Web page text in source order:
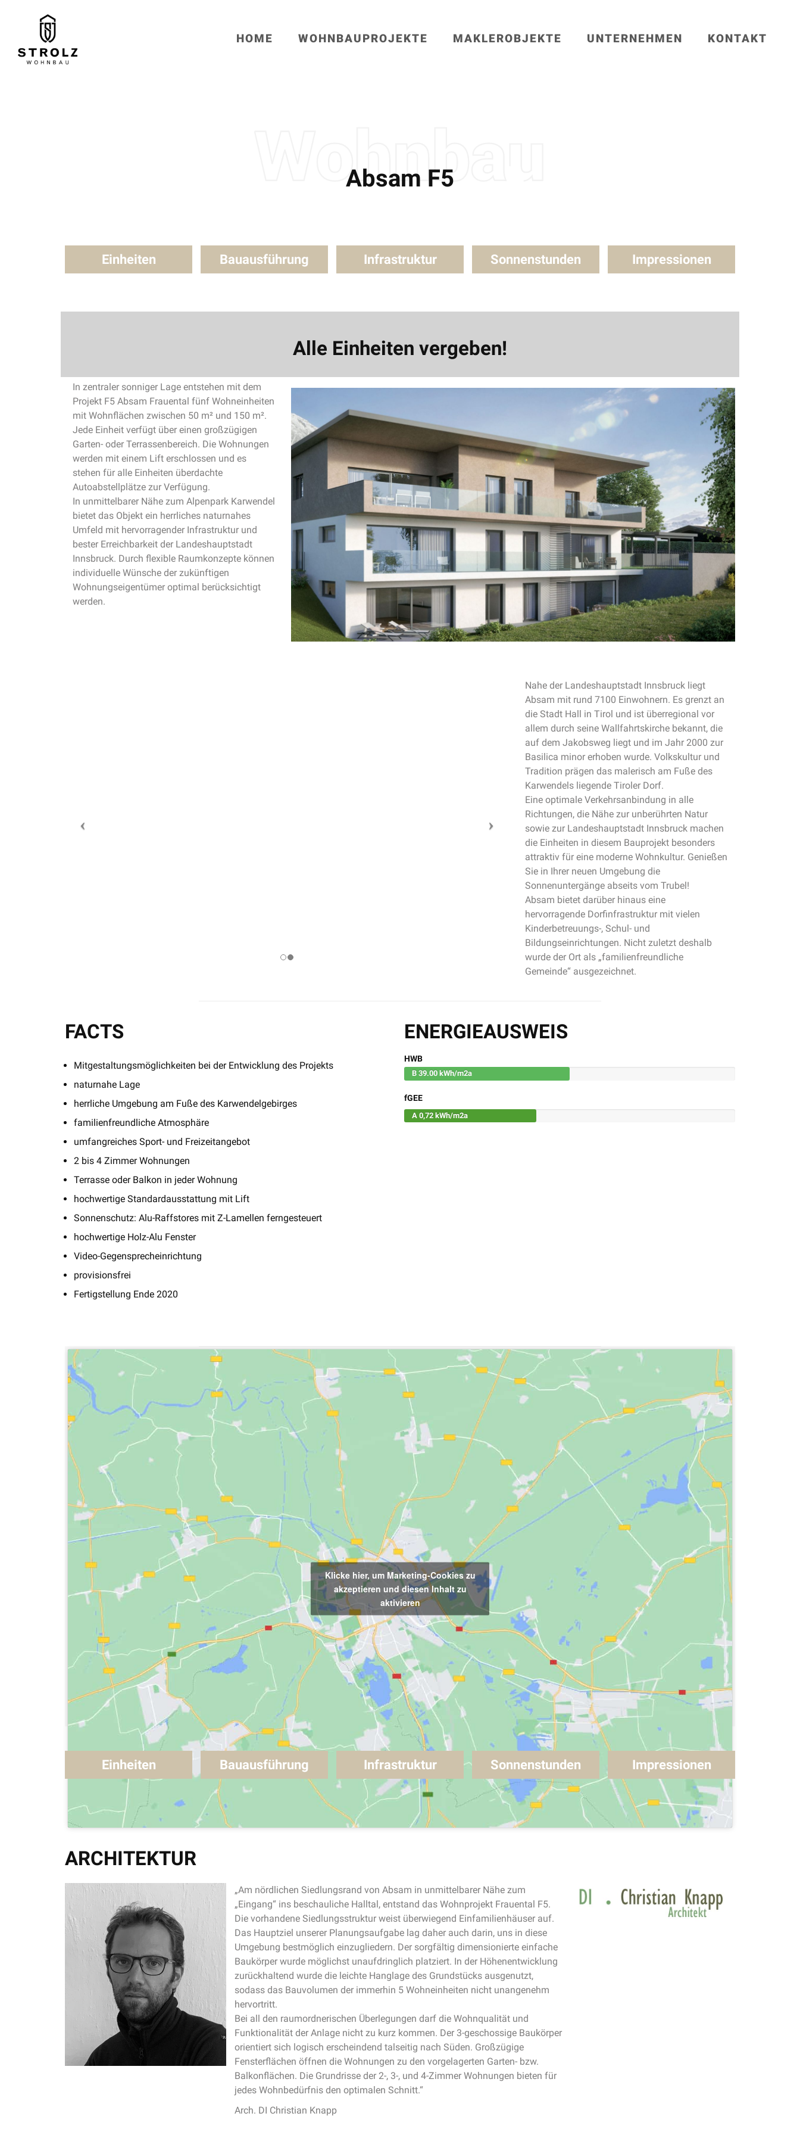
HOME WOHNBAUPROJEKTE MAKLEROBJEKTE UNTERNEHMEN KONTAKT
Absam F5
Einheiten Bauausführung Infrastruktur Sonnenstunden Impressionen
Alle Einheiten vergeben!
In zentraler sonniger Lage entstehen mit dem
Projekt F5 Absam Frauental fünf Wohneinheiten
mit Wohnflächen zwischen 50 m² und 150 m².
Jede Einheit verfügt über einen großzügigen
Garten- oder Terrassenbereich. Die Wohnungen
werden mit einem Lift erschlossen und es
stehen für alle Einheiten überdachte
Autoabstellplätze zur Verfügung.
In unmittelbarer Nähe zum Alpenpark Karwendel
bietet das Objekt ein herrliches naturnahes
Umfeld mit hervorragender Infrastruktur und
bester Erreichbarkeit der Landeshauptstadt
Innsbruck. Durch flexible Raumkonzepte können
individuelle Wünsche der zukünftigen
Wohnungseigentümer optimal berücksichtigt
werden.
Nahe der Landeshauptstadt Innsbruck liegt
Absam mit rund 7100 Einwohnern. Es grenzt an
die Stadt Hall in Tirol und ist überregional vor
allem durch seine Wallfahrtskirche bekannt, die
auf dem Jakobsweg liegt und im Jahr 2000 zur
Basilica minor erhoben wurde. Volkskultur und
Tradition prägen das malerisch am Fuße des
Karwendels liegende Tiroler Dorf.
Eine optimale Verkehrsanbindung in alle
Richtungen, die Nähe zur unberührten Natur
sowie zur Landeshauptstadt Innsbruck machen
die Einheiten in diesem Bauprojekt besonders
attraktiv für eine moderne Wohnkultur. Genießen
Sie in Ihrer neuen Umgebung die
Sonnenuntergänge abseits vom Trubel!
Absam bietet darüber hinaus eine
hervorragende Dorfinfrastruktur mit vielen
Kinderbetreuungs-, Schul- und
Bildungseinrichtungen. Nicht zuletzt deshalb
wurde der Ort als „familienfreundliche
Gemeinde“ ausgezeichnet.
FACTS
Mitgestaltungsmöglichkeiten bei der Entwicklung des Projekts
naturnahe Lage
herrliche Umgebung am Fuße des Karwendelgebirges
familienfreundliche Atmosphäre
umfangreiches Sport- und Freizeitangebot
2 bis 4 Zimmer Wohnungen
Terrasse oder Balkon in jeder Wohnung
hochwertige Standardausstattung mit Lift
Sonnenschutz: Alu-Raffstores mit Z-Lamellen ferngesteuert
hochwertige Holz-Alu Fenster
Video-Gegensprecheinrichtung
provisionsfrei
Fertigstellung Ende 2020
ENERGIEAUSWEIS
HWB
B 39.00 kWh/m2a
fGEE
A 0,72 kWh/m2a
Klicke hier, um Marketing-Cookies zu
akzeptieren und diesen Inhalt zu
aktivieren
Einheiten Bauausführung Infrastruktur Sonnenstunden Impressionen
ARCHITEKTUR
„Am nördlichen Siedlungsrand von Absam in unmittelbarer Nähe zum
„Eingang“ ins beschauliche Halltal, entstand das Wohnprojekt Frauental F5.
Die vorhandene Siedlungsstruktur weist überwiegend Einfamilienhäuser auf.
Das Hauptziel unserer Planungsaufgabe lag daher auch darin, uns in diese
Umgebung bestmöglich einzugliedern. Der sorgfältig dimensionierte einfache
Baukörper wurde möglichst unaufdringlich platziert. In der Höhenentwicklung
zurückhaltend wurde die leichte Hanglage des Grundstücks ausgenutzt,
sodass das Bauvolumen der immerhin 5 Wohneinheiten nicht unangenehm
hervortritt.
Bei all den raumordnerischen Überlegungen darf die Wohnqualität und
Funktionalität der Anlage nicht zu kurz kommen. Der 3-geschossige Baukörper
orientiert sich logisch erscheindend talseitig nach Süden. Großzügige
Fensterflächen öffnen die Wohnungen zu den vorgelagerten Garten- bzw.
Balkonflächen. Die Grundrisse der 2-, 3-, und 4-Zimmer Wohnungen bieten für
jedes Wohnbedürfnis den optimalen Schnitt.“
Arch. DI Christian Knapp